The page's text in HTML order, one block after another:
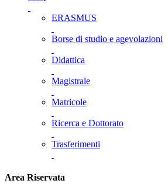
ERASMUS
Borse di studio e agevolazioni
Didattica
Magistrale
Matricole
Ricerca e Dottorato
Trasferimenti
Area Riservata